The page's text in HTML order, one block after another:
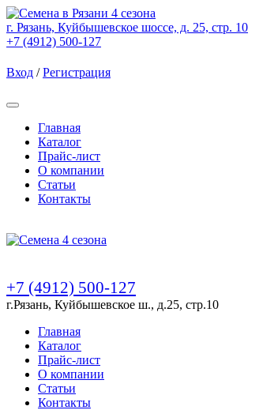
г. Рязань, Куйбышевское шоссе, д. 25, стр. 10
+7 (4912) 500-127
Вход /Регистрация
Главная
Каталог
Прайс-лист
О компании
Статьи
Контакты
+7 (4912) 500-127
г.Рязань, Куйбышевское ш., д.25, стр.10
Главная
Каталог
Прайс-лист
О компании
Статьи
Контакты